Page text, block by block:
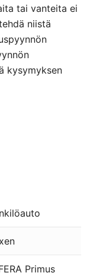
tai vanteita ei
niistä
kysymyksen
Primus